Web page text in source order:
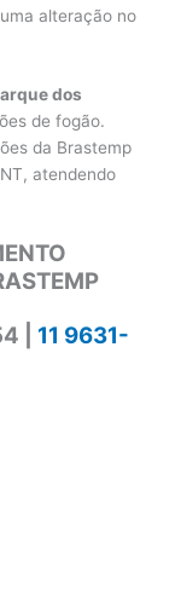
alteração no
dos
de fogão.
da Brastemp
atendendo
| 11 9631-